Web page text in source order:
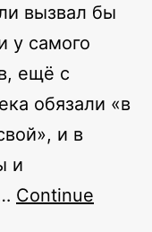
вызвал бы
у самого
ещё с
обязали «в
и в
и
Continue